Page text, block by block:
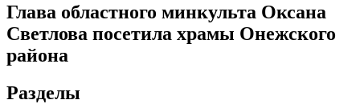
Глава областного минкульта Оксана
Светлова посетила храмы Онежского
района
Разделы